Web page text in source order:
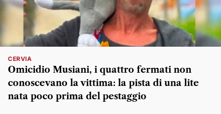
CERVIA
Omicidio Musiani, i quattro fermati non
conoscevano la vittima: la pista di una lite
nata poco prima del pestaggio